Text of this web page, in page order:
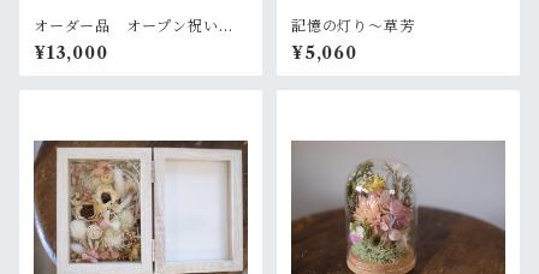
オーダー品 オープン祝いの
お花
¥13,000
記憶の灯り〜草芳
¥5,060